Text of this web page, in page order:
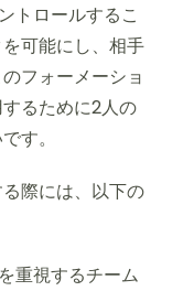
トロールするこ
可能にし、相手
フォーメーショ
るために2人の
す。
際には、以下の
重視するチーム